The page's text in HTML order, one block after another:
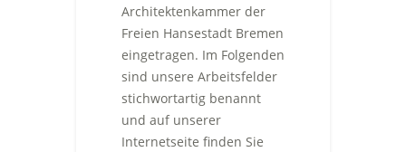
Architektenkammer der
Freien Hansestadt Bremen
eingetragen. Im Folgenden
sind unsere Arbeitsfelder
stichwortartig benannt
und auf unserer
Internetseite finden Sie